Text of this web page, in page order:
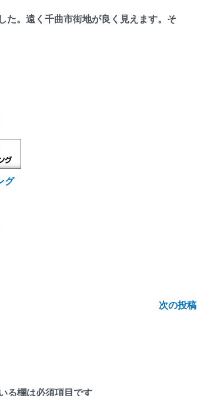
。遠く千曲市街地が良く見えます。そ
グ
次の投稿
る欄は必須項目です